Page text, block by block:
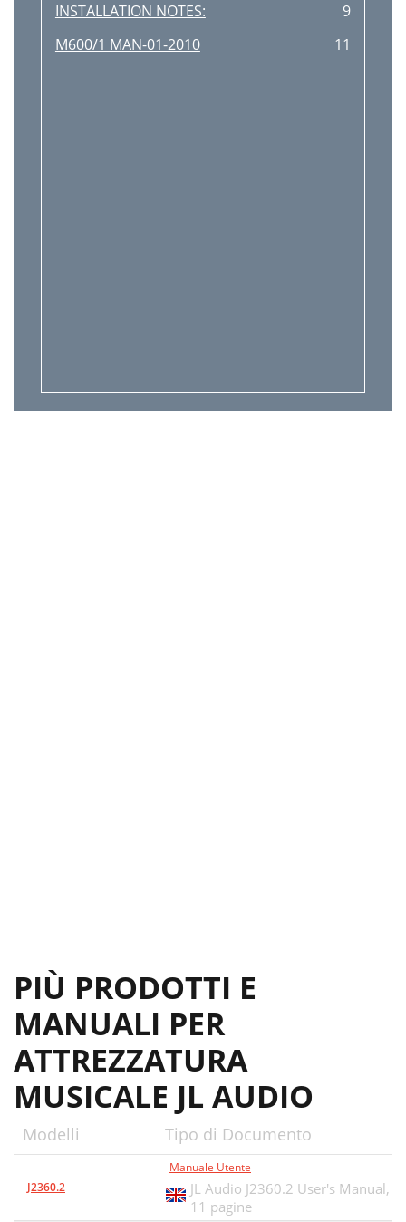
INSTALLATION NOTES:
9
M600/1 MAN-01-2010
11
PIÙ PRODOTTI E
MANUALI PER
ATTREZZATURA
MUSICALE JL AUDIO
Modelli Tipo di Documento
J2360.2
Manuale Utente
JL Audio J2360.2 User's Manual,
11 pagine